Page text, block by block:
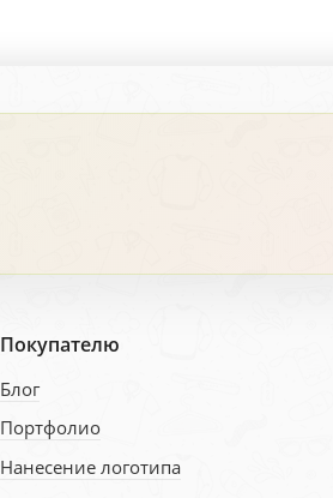
Покупателю
Блог
Портфолио
Нанесение логотипа